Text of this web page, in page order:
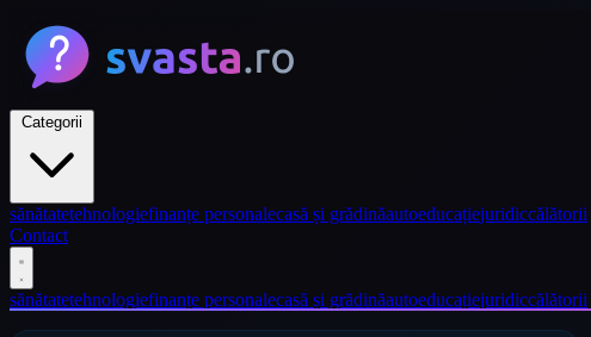
sănătatetehnologiefinanțe personalecasă și grădinăautoeducațiejuridiccălătorii
Contact
sănătatetehnologiefinanțe personalecasă și grădinăautoeducațiejuridiccălătorii